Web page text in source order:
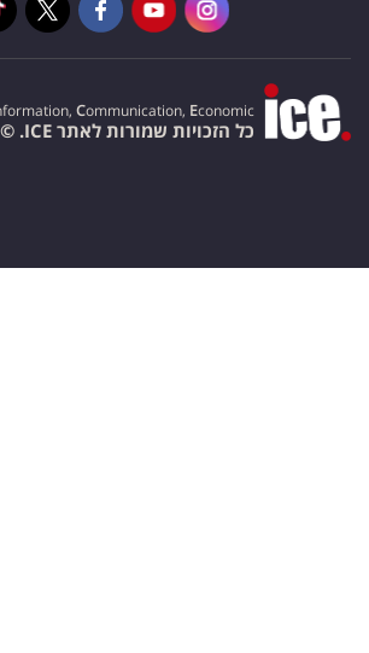
Communication, Economic
כל הזכויות שמורות לאתר ICE. ©